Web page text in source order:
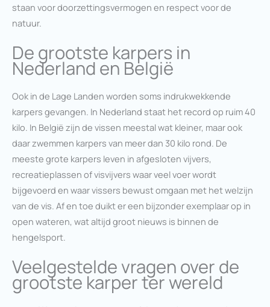
staan voor doorzettingsvermogen en respect voor de
natuur.
De grootste karpers in
Nederland en België
Ook in de Lage Landen worden soms indrukwekkende
karpers gevangen. In Nederland staat het record op ruim 40
kilo. In België zijn de vissen meestal wat kleiner, maar ook
daar zwemmen karpers van meer dan 30 kilo rond. De
meeste grote karpers leven in afgesloten vijvers,
recreatieplassen of visvijvers waar veel voer wordt
bijgevoerd en waar vissers bewust omgaan met het welzijn
van de vis. Af en toe duikt er een bijzonder exemplaar op in
open wateren, wat altijd groot nieuws is binnen de
hengelsport.
Veelgestelde vragen over de
grootste karper ter wereld